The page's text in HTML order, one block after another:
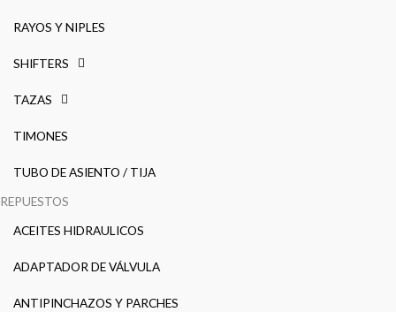
RAYOS Y NIPLES
SHIFTERS
TAZAS
TIMONES
TUBO DE ASIENTO / TIJA
REPUESTOS
ACEITES HIDRAULICOS
ADAPTADOR DE VÁLVULA
ANTIPINCHAZOS Y PARCHES